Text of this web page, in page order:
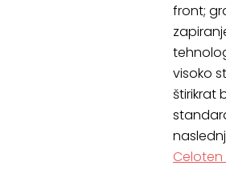
front;
visoko
štirikrat
Celoten